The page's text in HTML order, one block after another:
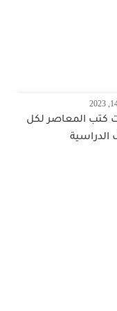
كتب المعاصر لكل